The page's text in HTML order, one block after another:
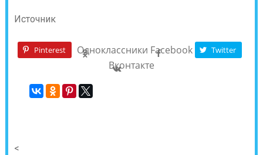
Источник
Pinterest Одноклассники Facebook Twitter
Вконтакте
<